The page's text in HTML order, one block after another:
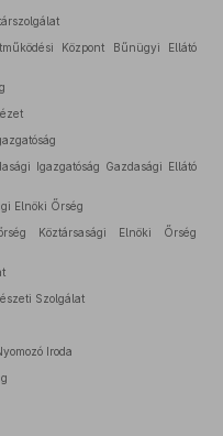
Központ Bűnügyi Ellátó
Igazgatóság Gazdasági Ellátó
Elnöki Őrség
Köztársasági Elnöki Őrség
Szolgálat
Iroda